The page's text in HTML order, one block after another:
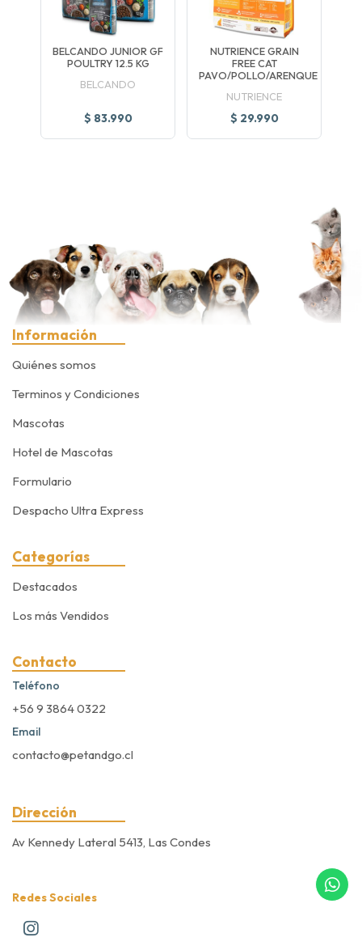
BELCANDO JUNIOR GF
POULTRY 12.5 KG
BELCANDO
$ 83.990
NUTRIENCE GRAIN
FREE CAT
PAVO/POLLO/ARENQUE
NUTRIENCE
$ 29.990
Información
Quiénes somos
Terminos y Condiciones
Mascotas
Hotel de Mascotas
Formulario
Despacho Ultra Express
Categorías
Destacados
Los más Vendidos
Contacto
Teléfono
+56 9 3864 0322
Email
contacto@petandgo.cl
Dirección
Av Kennedy Lateral 5413, Las Condes
Redes Sociales